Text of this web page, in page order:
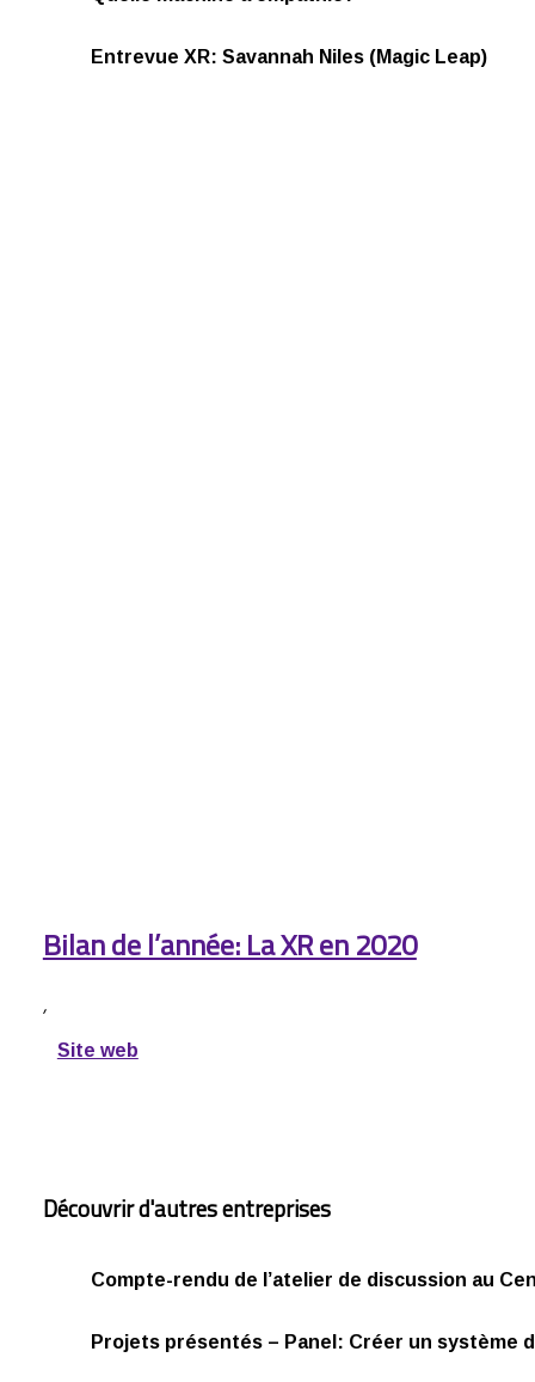
Entrevue XR: Savannah Niles (Magic Leap)
Bilan de l’année: La XR en 2020
,
Site web
Découvrir d'autres entreprises
Compte-rendu de l’atelier de discussion au
Projets présentés – Panel: Créer un système